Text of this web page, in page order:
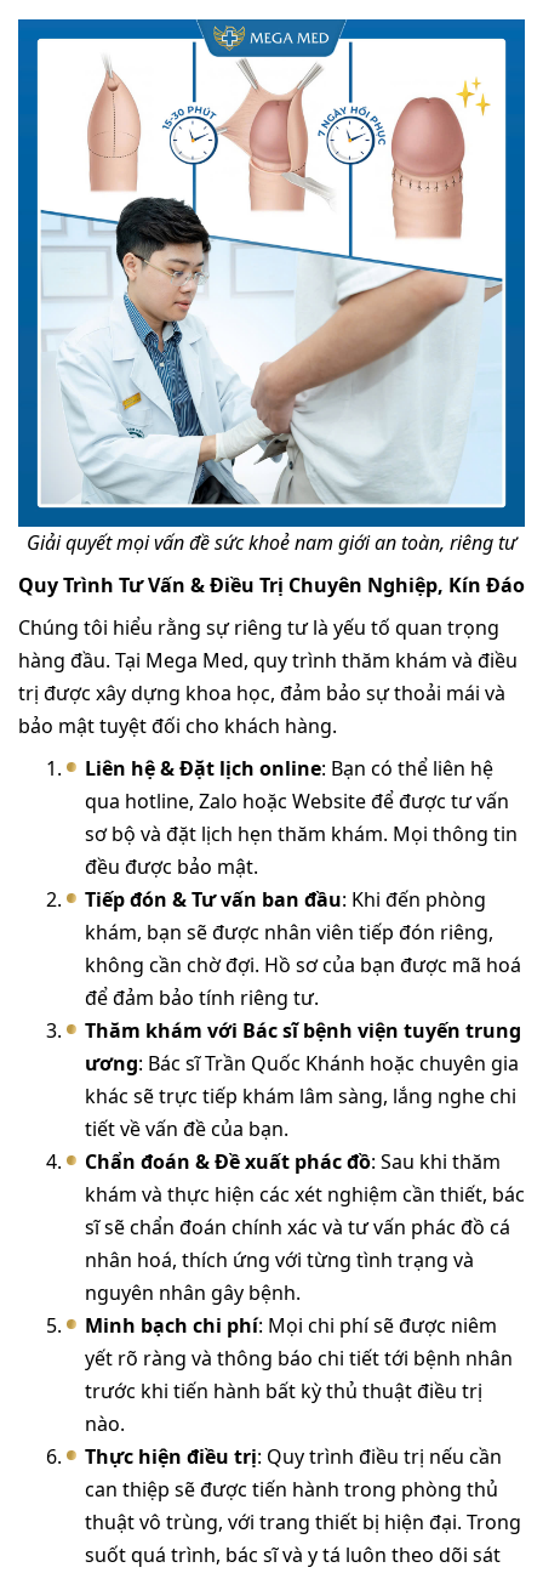
Giải quyết mọi vấn đề sức khoẻ nam giới an toàn, riêng tư
Quy Trình Tư Vấn & Điều Trị Chuyên Nghiệp, Kín Đáo
Chúng tôi hiểu rằng sự riêng tư là yếu tố quan trọng
hàng đầu. Tại Mega Med, quy trình thăm khám và điều
trị được xây dựng khoa học, đảm bảo sự thoải mái và
bảo mật tuyệt đối cho khách hàng.
Liên hệ & Đặt lịch online: Bạn có thể liên hệ
qua hotline, Zalo hoặc Website để được tư vấn
sơ bộ và đặt lịch hẹn thăm khám. Mọi thông tin
đều được bảo mật.
Tiếp đón & Tư vấn ban đầu: Khi đến phòng
khám, bạn sẽ được nhân viên tiếp đón riêng,
không cần chờ đợi. Hồ sơ của bạn được mã hoá
để đảm bảo tính riêng tư.
Thăm khám với Bác sĩ bệnh viện tuyến trung
ương: Bác sĩ Trần Quốc Khánh hoặc chuyên gia
khác sẽ trực tiếp khám lâm sàng, lắng nghe chi
tiết về vấn đề của bạn.
Chẩn đoán & Đề xuất phác đồ: Sau khi thăm
khám và thực hiện các xét nghiệm cần thiết, bác
sĩ sẽ chẩn đoán chính xác và tư vấn phác đồ cá
nhân hoá, thích ứng với từng tình trạng và
nguyên nhân gây bệnh.
Minh bạch chi phí: Mọi chi phí sẽ được niêm
yết rõ ràng và thông báo chi tiết tới bệnh nhân
trước khi tiến hành bất kỳ thủ thuật điều trị
nào.
Thực hiện điều trị: Quy trình điều trị nếu cần
can thiệp sẽ được tiến hành trong phòng thủ
thuật vô trùng, với trang thiết bị hiện đại. Trong
suốt quá trình, bác sĩ và y tá luôn theo dõi sát